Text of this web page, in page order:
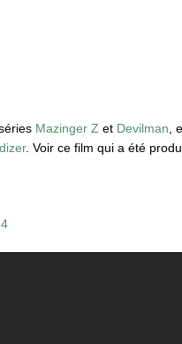
Mazinger Z et Devilman,
. Voir ce film qui a été